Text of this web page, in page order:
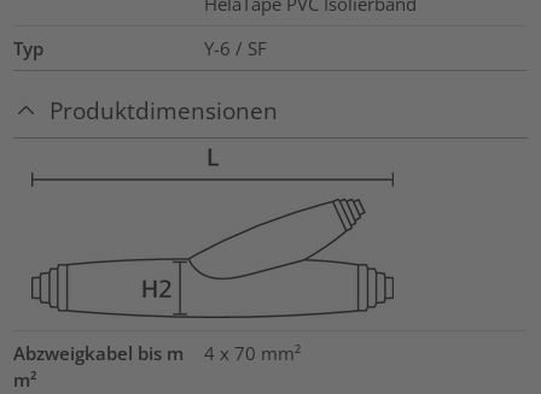
Typ
Y-6 / SF
Produktdimensionen
Abzweigkabel bis m
m²
4 x 70 mm²